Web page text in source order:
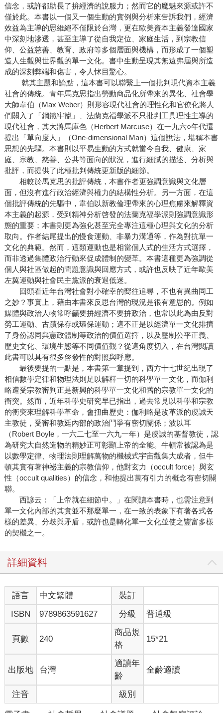
信念，或許都助長了拚經濟的說服力；然而它的魔魅來源或許不
僅於此。本書以一個又一個生動的實例與分析來告訴我們，經濟
效益為主導的思維絕不僅限於台灣，更在歐美資本主義發達國家
中深刻地滲透，甚至主導了從自我定位、家庭生活，到宗教信
仰、公益慈善、教育、政府等多個層面與機構，而形成了一個塑
造人生觀與世界觀的單一文化。書中生動呈現其無遠弗屆與所造
成的深刻弊端和傷害，令人怵目驚心。
就其主題和論點，這本書可以聯繫上一個批判現代資本主義
社會的傳統。青年馬克思指出勞動商品化所帶來的異化、社會學
大師韋伯（Max Weber）則形容現代社會的理性化和官僚化將人
們關入了「鋼鐵牢籠」、法蘭克福學派不只批判工具理性主導的
現代社會，其大將馬庫色（Herbert Marcuse）在一九六○年代還
提出「單向度人」（One-dimensional Man）這個說法，堪稱本書
思想的先驅。本書則以平易生動的方式就當今自我、健康、家
庭、宗教、慈善、公共等面向的狀況，進行細膩的描述、分析與
批評，而提供了此種批判傳統更新版的細節。
相較於馬克思的批評傳統，本書作者更強調意識與文化層
面，但沒有進行政治經濟與權力的結構性分析。另一方面，在這
個批評傳統的先驅中，韋伯以新教倫理帶來的心理焦慮來解釋資
本主義的起源，受到精神分析啓發的法蘭克福學派則強調意識形
態的重要；本書則更為強化甚至完全專注這種心理與文化的分析
取向。作者結尾提出的慢食運動、非暴力溝通等，作為對抗單一
文化的典範。然而，這類運動也是相當個人式的生活方式選擇，
而非透過集體政治行動來促成體制的變革。本書這種更為強調從
個人與社區做起的問題意識與回應方式，或許也反映了近年歐美
左翼運動與社會民主黨派的衰退低迷。
回頭看近年台灣社會對小確幸的嚮往追尋，不也有異曲同工
之妙？事實上，藉由本書來反思台灣的現況是很有意思的。例如
媒體與政治人物常呼籲要拚經濟不要拚政治，也常以此為由反對
勞工運動、古蹟保存或環保運動；這不正是以經濟單一文化排擠
了身份認同與憲政體制等政治的價值選擇，以及壓制公平正義、
歷史文化、環境生態等不同價值觀？從這角度切入，在台灣閱讀
此書可以具有很多啓發性的對照與呼應。
最後要提的一點是，本書第一章提到，西方十七世紀出現了
相信數學定律和物理法則足以解釋一切的科學單一文化，而伽利
略遭受宗教審判正是新興的科學單一文化和舊的宗教單一文化的
衝突。然而，近年科學史研究早已指出，過去常見以科學和宗教
的衝突來理解科學革命，會扭曲歷史：伽利略是改革派的虔誠天
主教徒，受審和教廷內部的政治鬥爭有密切關係；波以耳
（Robert Boyle，一六二七至一六九一年）是虔誠的基督教徒，認
為研究大自然造物的精妙正可彰顯上帝的全能。牛頓常被認為是
以數學定律、物理法則理解萬物的機械式宇宙觀集大成者，但牛
頓其實有著神祕主義的宗教信仰，他對玄力（occult force）與玄
性（occult qualities）的信念，和他提出萬有引力的概念有密切關
聯。
西諺云：「上帝就在細節中。」在閱讀本書時，也需注意到
單一文化內部的其實並不那麼單一，在一致的表象下有著各式各
樣的差異、分歧與矛盾，或許也是轉化單一文化並使之豐富多樣
的契機之一。
詳細資料
語言 中文繁體
裝訂
ISBN
9789863591627 分級 普通級
頁數 240
商品規
格
15*21
出版地 台灣
適讀年
齡
全齡適讀
注音 級別